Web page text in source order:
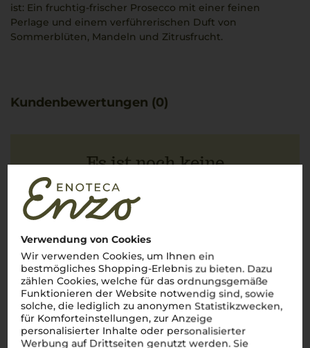
Verwendung von Cookies
Wir verwenden Cookies, um Ihnen ein
bestmögliches Shopping-Erlebnis zu bieten. Dazu
zählen Cookies, welche für das ordnungsgemäße
Funktionieren der Website notwendig sind, sowie
solche, die lediglich zu anonymen Statistikzwecken,
für Komforteinstellungen, zur Anzeige
personalisierter Inhalte oder personalisierter
Werbung auf Drittseiten genutzt werden. Sie
ist: Ein fruchtig-frischer Prosecco mit einer feinen
Perlage und einem verführerischen Duft von
Sommerblüten, Mandeln und Zitrusfrucht.
Kundenbewertungen (0)
Es ist noch keine
Kundenbewertung vorhanden.
Schreiben Sie jetzt die erste Bewertung!
JETZT BEWERTEN